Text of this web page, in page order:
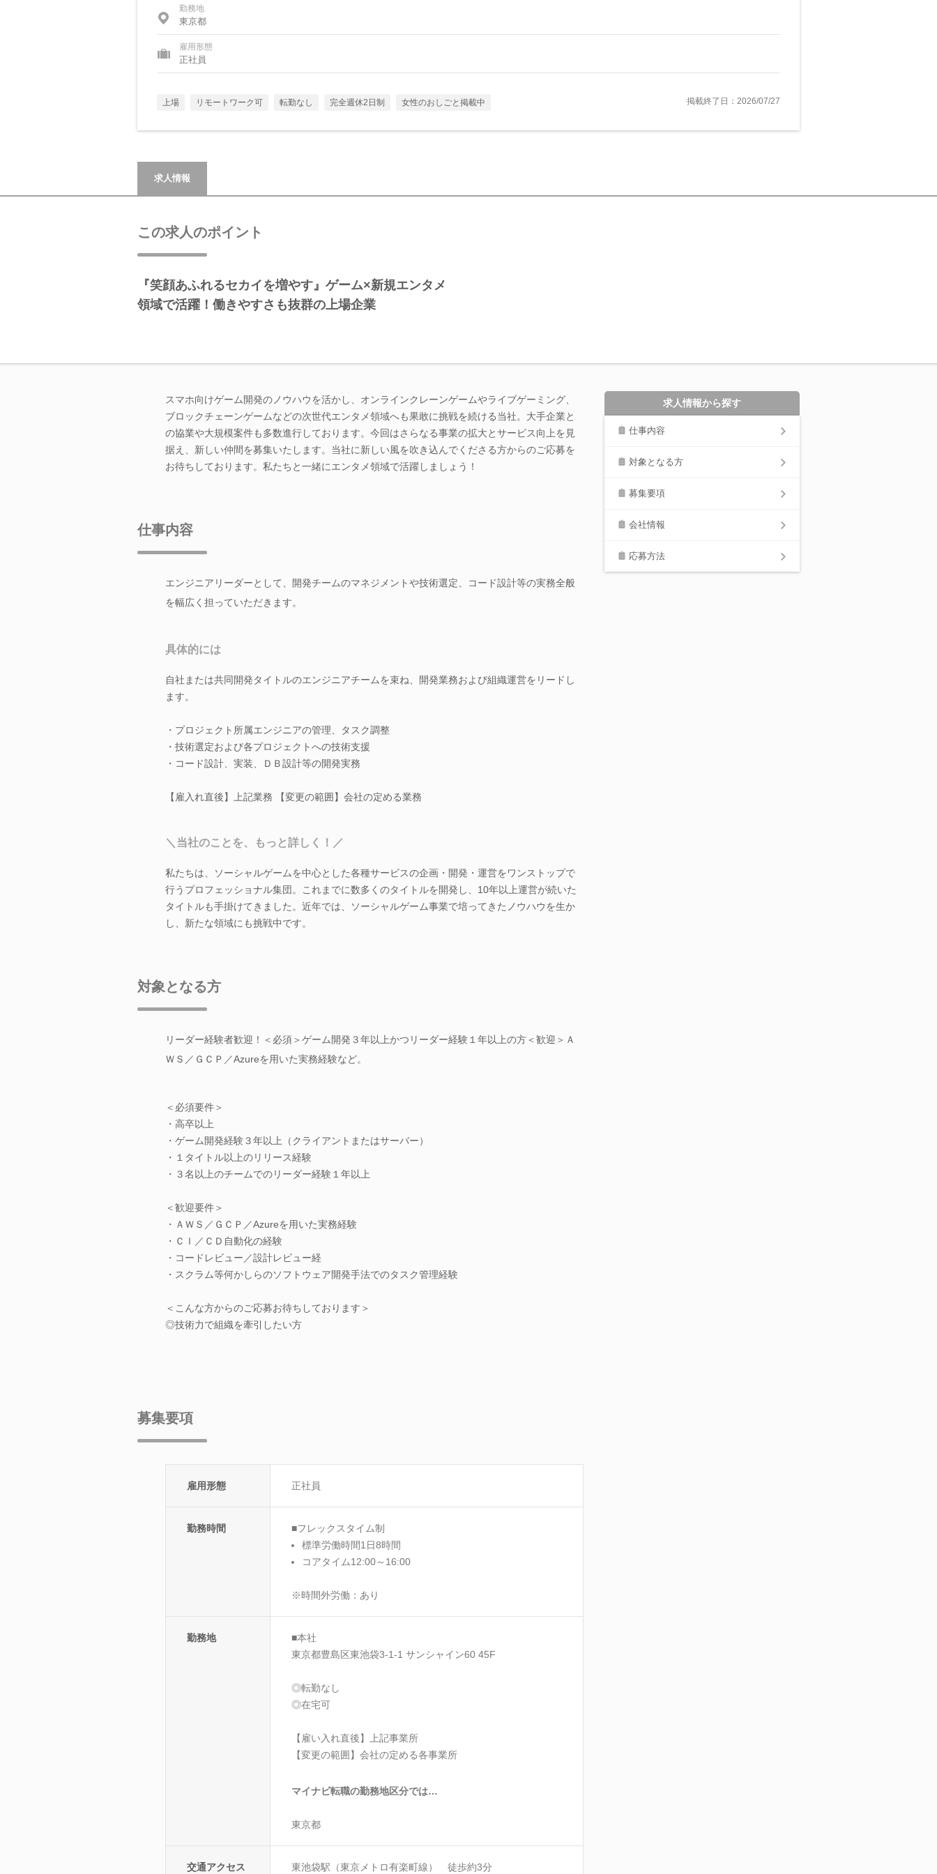
勤務地
東京都
雇用形態
正社員
上場 リモートワーク可 転勤なし 完全週休2日制 女性のおしごと掲載中 掲載終了日：2026/07/27
求人情報
この求人のポイント
『笑顔あふれるセカイを増やす』ゲーム×新規エンタメ
領域で活躍！働きやすさも抜群の上場企業
スマホ向けゲーム開発のノウハウを活かし、オンラインクレーンゲームやライブゲーミング、
ブロックチェーンゲームなどの次世代エンタメ領域へも果敢に挑戦を続ける当社。大手企業と
の協業や大規模案件も多数進行しております。今回はさらなる事業の拡大とサービス向上を見
据え、新しい仲間を募集いたします。当社に新しい風を吹き込んでくださる方からのご応募を
お待ちしております。私たちと一緒にエンタメ領域で活躍しましょう！
仕事内容
エンジニアリーダーとして、開発チームのマネジメントや技術選定、コード設計等の実務全般
を幅広く担っていただきます。
具体的には
自社または共同開発タイトルのエンジニアチームを束ね、開発業務および組織運営をリードし
ます。
・プロジェクト所属エンジニアの管理、タスク調整
・技術選定および各プロジェクトへの技術支援
・コード設計、実装、ＤＢ設計等の開発実務
【雇入れ直後】上記業務 【変更の範囲】会社の定める業務
＼当社のことを、もっと詳しく！／
私たちは、ソーシャルゲームを中心とした各種サービスの企画・開発・運営をワンストップで
行うプロフェッショナル集団。これまでに数多くのタイトルを開発し、10年以上運営が続いた
タイトルも手掛けてきました。近年では、ソーシャルゲーム事業で培ってきたノウハウを生か
し、新たな領域にも挑戦中です。
対象となる方
リーダー経験者歓迎！＜必須＞ゲーム開発３年以上かつリーダー経験１年以上の方＜歓迎＞Ａ
ＷＳ／ＧＣＰ／Azureを用いた実務経験など。
＜必須要件＞
・高卒以上
・ゲーム開発経験３年以上（クライアントまたはサーバー）
・１タイトル以上のリリース経験
・３名以上のチームでのリーダー経験１年以上
＜歓迎要件＞
・ＡＷＳ／ＧＣＰ／Azureを用いた実務経験
・ＣＩ／ＣＤ自動化の経験
・コードレビュー／設計レビュー経
・スクラム等何かしらのソフトウェア開発手法でのタスク管理経験
＜こんな方からのご応募お待ちしております＞
◎技術力で組織を牽引したい方
募集要項
雇用形態 正社員
勤務時間
■フレックスタイム制
標準労働時間1日8時間
コアタイム12:00～16:00
※時間外労働：あり
勤務地
■本社
東京都豊島区東池袋3-1-1 サンシャイン60 45F
◎転勤なし
◎在宅可
【雇い入れ直後】上記事業所
【変更の範囲】会社の定める各事業所
マイナビ転職の勤務地区分では…
東京都
交通アクセス 東池袋駅（東京メトロ有楽町線） 徒歩約3分
求人情報から探す
仕事内容
対象となる方
募集要項
会社情報
応募方法